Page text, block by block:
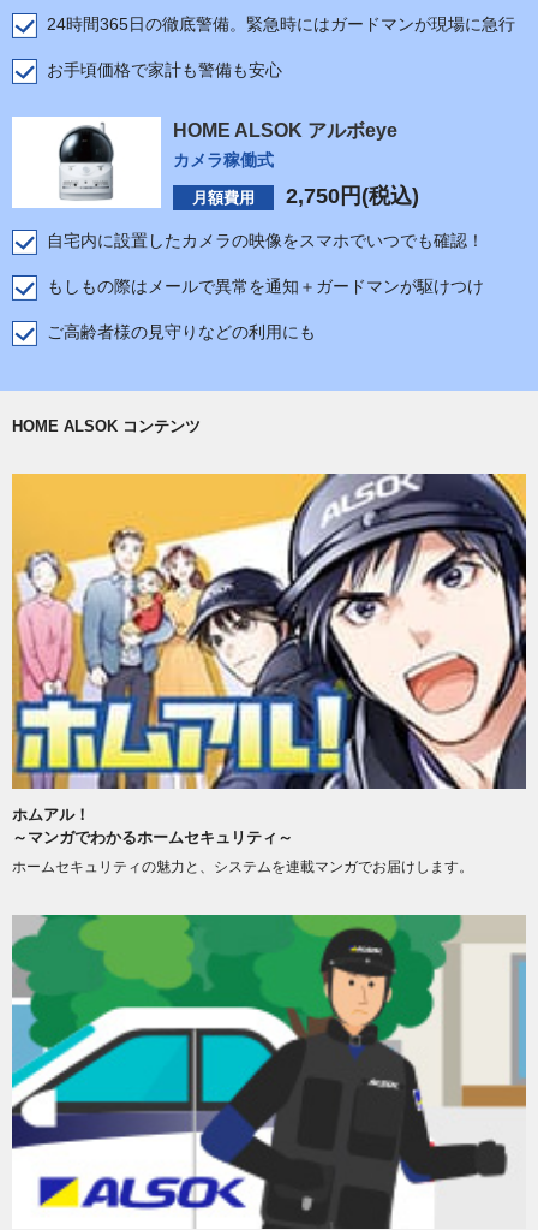
24時間365日の徹底警備。緊急時にはガードマンが現場に急行
お手頃価格で家計も警備も安心
HOME ALSOK アルボeye
カメラ稼働式
月額費用 2,750 円(税込)
自宅内に設置したカメラの映像をスマホでいつでも確認！
もしもの際はメールで異常を通知＋ガードマンが駆けつけ
ご高齢者様の見守りなどの利用にも
HOME ALSOK コンテンツ
ホムアル！
～マンガでわかるホームセキュリティ～
ホームセキュリティの魅力と、システムを連載マンガでお届けします。